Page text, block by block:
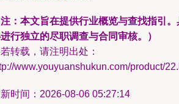
：本文旨在提供行业概览与查找指引
行独立的尽职调查与合同审核。）
转载，请注明出处：
www.youyuanshukun.com/product/
时间：2026-08-06 05:27:14